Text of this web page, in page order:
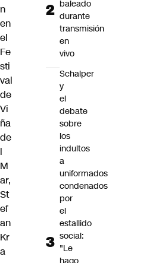
n
en
el
Fe
sti
val
de
Vi
ña
de
l
M
ar,
St
ef
an
Kr
a
baleado
durante
transmisión
en
vivo
Schalper
y
el
debate
sobre
los
indultos
a
uniformados
condenados
por
el
estallido
social:
"Le
hago